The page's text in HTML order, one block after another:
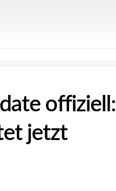
offiziell:
jetzt